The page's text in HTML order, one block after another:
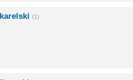
karelski (1)